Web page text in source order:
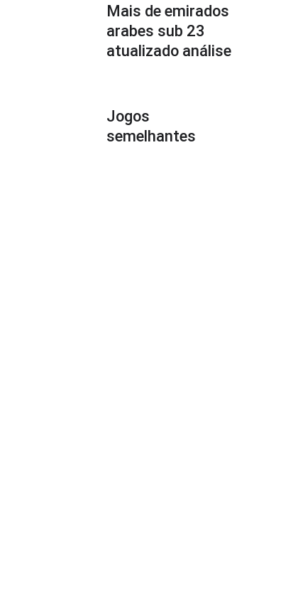
Mais de emirados
arabes sub 23
atualizado análise
Jogos
semelhantes